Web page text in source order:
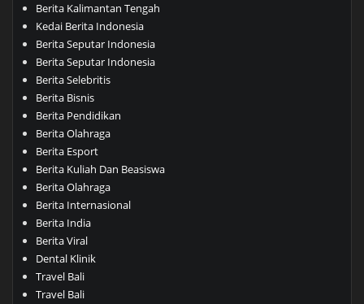
Berita Kalimantan Tengah
Kedai Berita Indonesia
Berita Seputar Indonesia
Berita Seputar Indonesia
Berita Selebritis
Berita Bisnis
Berita Pendidikan
Berita Olahraga
Berita Esport
Berita Kuliah Dan Beasiswa
Berita Olahraga
Berita Internasional
Berita India
Berita Viral
Dental Klinik
Travel Bali
Travel Bali